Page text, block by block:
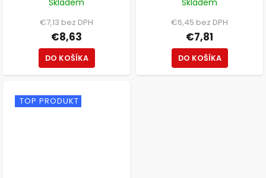
Skladem
€7,13 bez DPH
€8,63
DO KOŠÍKA
Skladem
€6,45 bez DPH
€7,81
DO KOŠÍKA
TOP PRODUKT